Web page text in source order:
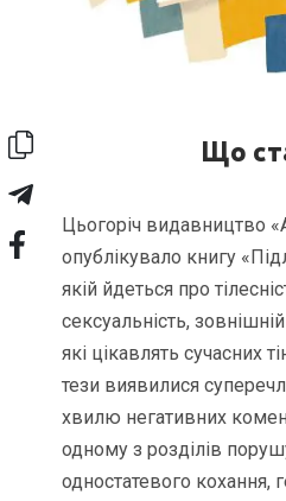
Що
Цьогоріч видавництво
опублікувало книгу
якій йдеться про
сексуальність,
які цікавлять сучасних
тези виявилися
хвилю негативних
одному з розділів
одностатевого кохання,